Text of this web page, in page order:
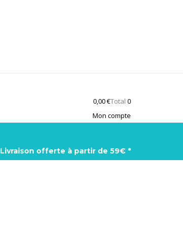
0,00€Total 0
Mon compte
Livraison offerte à partir de 59€ *